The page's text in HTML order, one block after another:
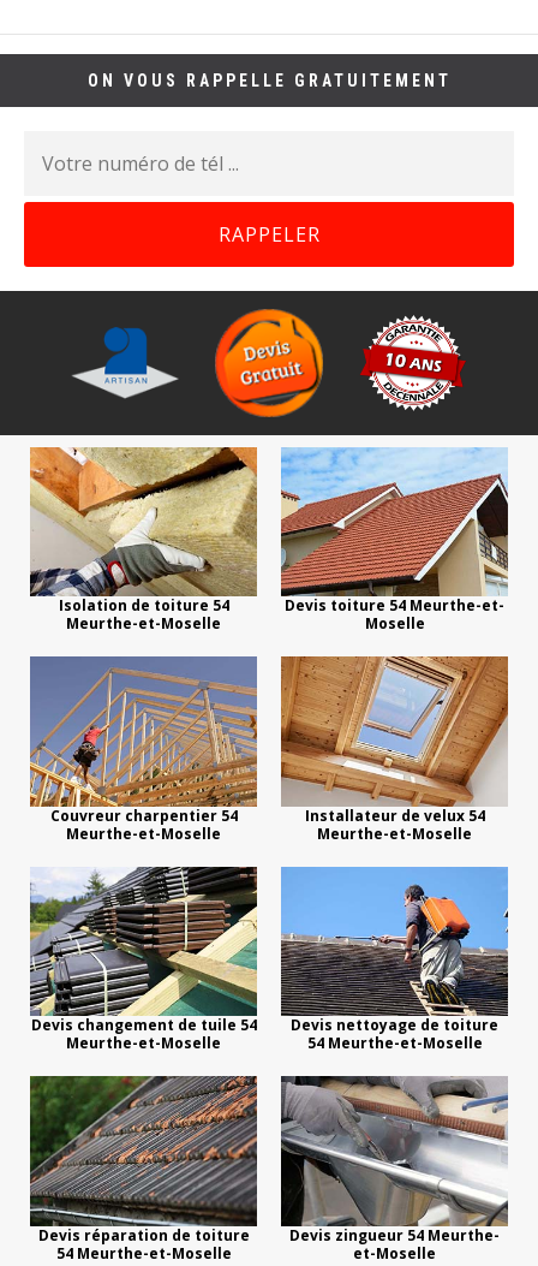
ON VOUS RAPPELLE GRATUITEMENT
Isolation de toiture 54
Meurthe-et-Moselle
Devis toiture 54 Meurthe-et-
Moselle
Couvreur charpentier 54
Meurthe-et-Moselle
Installateur de velux 54
Meurthe-et-Moselle
Devis changement de tuile 54
Meurthe-et-Moselle
Devis nettoyage de toiture
54 Meurthe-et-Moselle
Devis réparation de toiture
54 Meurthe-et-Moselle
Devis zingueur 54 Meurthe-
et-Moselle